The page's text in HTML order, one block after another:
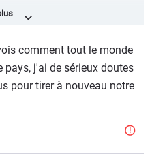
un trésor entre nos
travailler pour le
comment tout le monde
pays, j'ai de sérieux doutes
pour tirer à nouveau notre